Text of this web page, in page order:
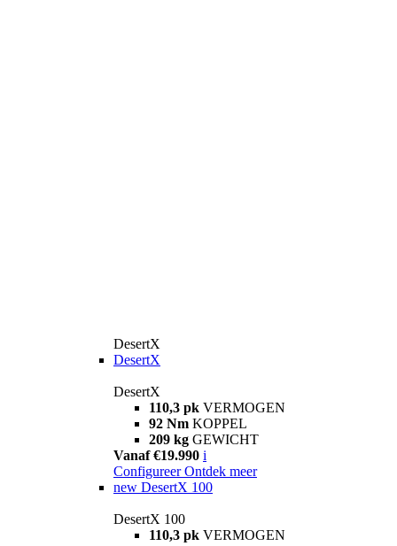
DesertX
DesertX
DesertX
110,3 pk VERMOGEN
92 Nm KOPPEL
209 kg GEWICHT
Vanaf €19.990 i
Configureer Ontdek meer
new DesertX 100
DesertX 100
110,3 pk VERMOGEN